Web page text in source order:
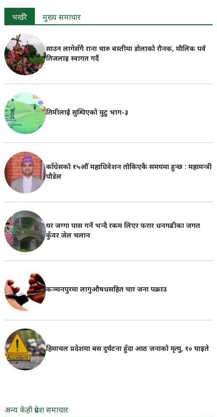
भर्खरै मुख्य समाचार
साउन लागेसँगै राना थारु बस्तीमा डोलाको रौनक, मौलिक पर्व
तिजलाइ स्वागत गर्दै
तिमीलाई सुम्पिएको मुटु भाग-३
काँग्रेसको १५औँ महाधिवेशन तोकिएकै समयमा हुन्छ : महामन्त्री
पौडेल
घर जग्गा पास गर्ने भन्दै रकम लिएर फरार धनगढीका जगत
कुँवर जेल चलान
कञ्चनपुरमा लागुऔषधसहित चार जना पक्राउ
हिमाचल प्रदेशमा बस दुर्घटना हुँदा आठ जनाको मृत्यु, १० घाइते
अन्य केही प्रदेश समाचार